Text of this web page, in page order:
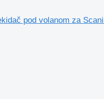
pod volanom za